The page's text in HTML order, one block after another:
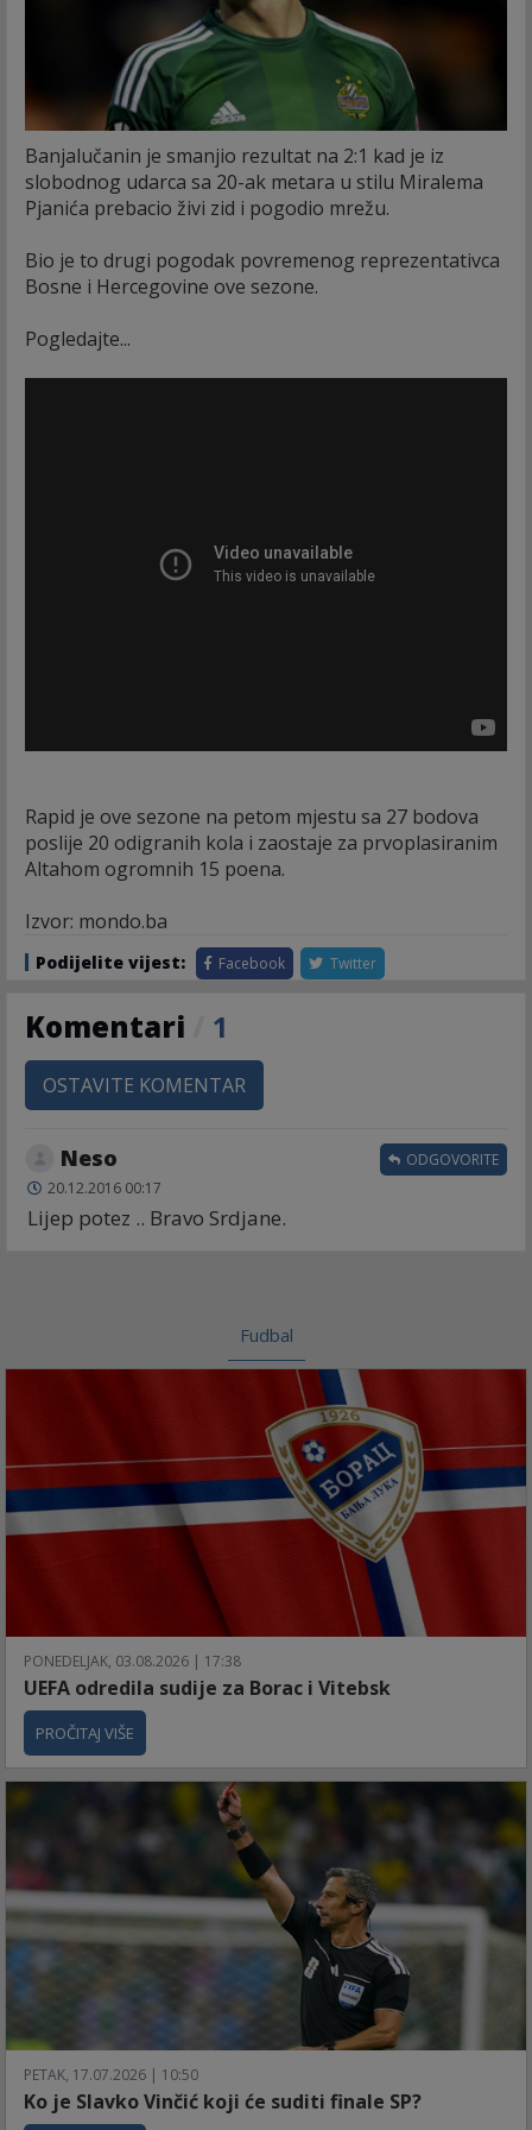
Banjalučanin je smanjio rezultat na 2:1 kad je iz
slobodnog udarca sa 20-ak metara u stilu Miralema
Pjanića prebacio živi zid i pogodio mrežu.
Bio je to drugi pogodak povremenog reprezentativca
Bosne i Hercegovine ove sezone.
Pogledajte...
Rapid je ove sezone na petom mjestu sa 27 bodova
poslije 20 odigranih kola i zaostaje za prvoplasiranim
Altahom ogromnih 15 poena.
Izvor: mondo.ba
Podijelite vijest: Facebook Twitter
Komentari 1
OSTAVITE KOMENTAR
Neso
20.12.2016 00:17
Lijep potez .. Bravo Srdjane.
ODGOVORITE
Fudbal
PONEDELJAK, 03.08.2026 | 17:38
UEFA odredila sudije za Borac i Vitebsk
PROČITAJ VIŠE
PETAK, 17.07.2026 | 10:50
Ko je Slavko Vinčić koji će suditi finale SP?